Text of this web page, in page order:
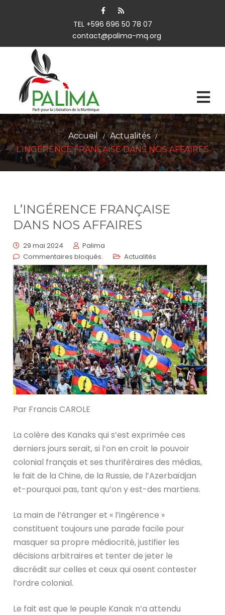
TEL +596 696 50 78 07
contact@palima-mq.org
Accueil / Actualités /
L’INGÉRENCE FRANÇAISE DANS NOS AFFAIRES
L’INGÉRENCE FRANÇAISE
DANS NOS AFFAIRES
29 mai 2024
Palima
Commentaires bloqués.
Actualités
Par Francis CAROLE
La colère des Kanaks qui s’est exprimée ces
derniers jours serait, si l’on en croit le pouvoir
colonial français et ses thuriféraires des médias,
le fait de la Chine, de la Russie, de l’Azerbaïdjan
et-pourquoi pas, tant qu’on y est-des martiens.
La main de l’étranger et « l’ingérence »
constituent toujours une parade facile pour
masquer sa propre médiocrité, justifier les
décisions arbitraires et tenter de jeter le
discrédit sur celles et ceux qui osent contester
l’ordre colonial.
Le fait est que le peuple Kanak n’a attendu